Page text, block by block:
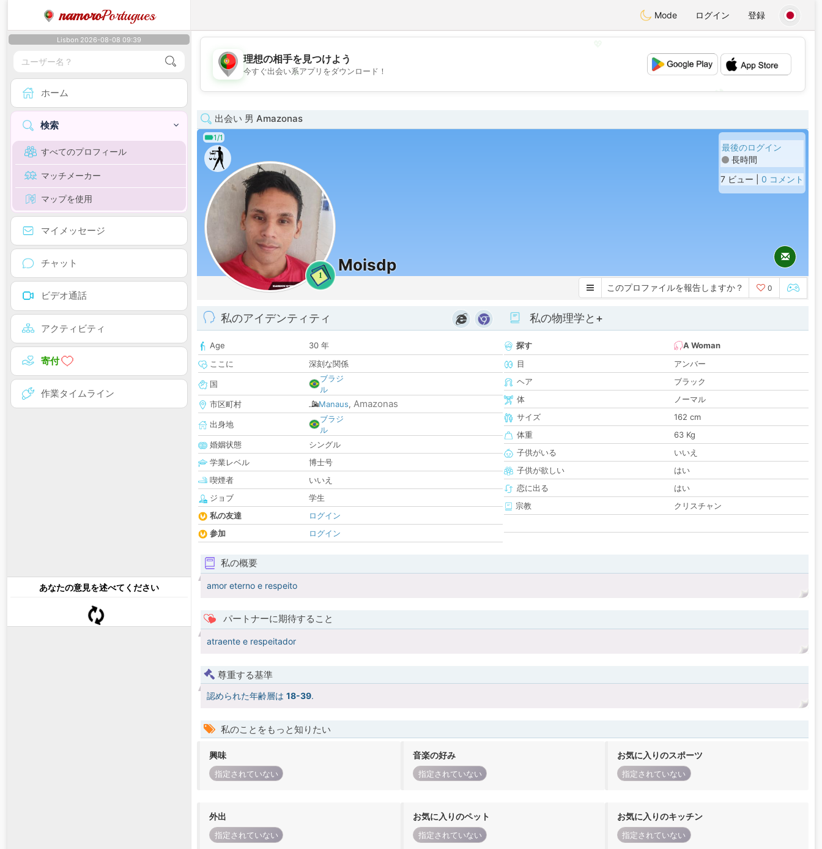
namoroPortugues Mode ログイン 登録
Lisbon 2026-08-08 09:39
ホーム
検索
すべてのプロフィール
マッチメーカー
マップを使用
マイメッセージ
チャット
ビデオ通話
アクティビティ
寄付
作業タイムライン
あなたの意見を述べてください
💖
理想の相手を見つけよう
今すぐ出会い系アプリをダウンロード！
出会い 男 Amazonas
1/1
1
Moisdp
最後のログイン
長時間
7 ビュー | 0 コメント
このプロファイルを報告しますか？ 0
私のアイデンティティ
Age
30 年
ここに
深刻な関係
国
ブラジ
ル
市区町村
Manaus, Amazonas
出身地
ブラジ
ル
婚姻状態
シングル
学業レベル
博士号
喫煙者
いいえ
ジョブ
学生
私の友達
ログイン
参加
ログイン
私の物理学と+
探す
A Woman
目
アンバー
ヘア
ブラック
体
ノーマル
サイズ
162 cm
体重
63 Kg
子供がいる
いいえ
子供が欲しい
はい
恋に出る
はい
宗教
クリスチャン
私の概要
amor eterno e respeito
パートナーに期待すること
atraente e respeitador
尊重する基準
認められた年齢層は 18-39.
私のことをもっと知りたい
興味
指定されていない
音楽の好み
指定されていない
お気に入りのスポーツ
指定されていない
外出
指定されていない
お気に入りのペット
指定されていない
お気に入りのキッチン
指定されていない